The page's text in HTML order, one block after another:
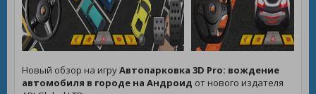
Новый обзор на игруАвтопарковка 3D Pro: вождение
автомобиля в городе на Андроид от нового издателя